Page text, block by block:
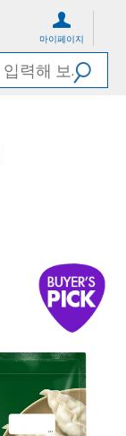
마이페이지